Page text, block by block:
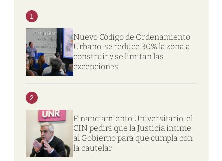
1
Nuevo Código de Ordenamiento
Urbano: se reduce 30% la zona a
construir y se limitan las
excepciones
2
Financiamiento Universitario: el
CIN pedirá que la Justicia intime
al Gobierno para que cumpla con
la cautelar